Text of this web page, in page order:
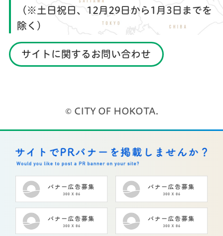
（※土日祝日、12月29日から1月3日までを
除く）
サイトに関するお問い合わせ
© CITY OF HOKOTA.